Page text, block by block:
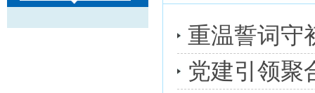
重温誓词守
党建引领